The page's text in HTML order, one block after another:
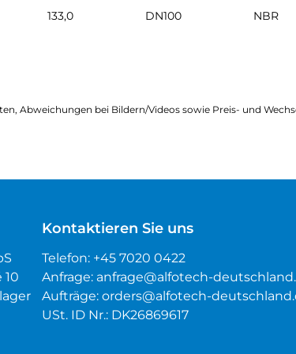
133,0 DN100 NBR
Abweichungen bei Bildern/Videos sowie Preis- und
10
Kontaktieren Sie uns
Telefon: +45 7020 0422
Anfrage: anfrage@alfotech-
Aufträge: orders@alfotech-
USt. ID Nr.: DK26869617